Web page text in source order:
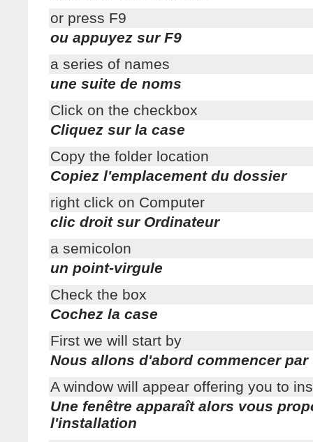
or press F9
ou appuyez sur F9
a series of names
une suite de noms
Click on the checkbox
Cliquez sur la case
Copy the folder location
Copiez l'emplacement du dossier
right click on Computer
clic droit sur Ordinateur
a semicolon
un point-virgule
Check the box
Cochez la case
First we will start by
Nous allons d'abord commencer par
A window will appear offering you to
Une fenêtre apparaît alors vous
l'installation